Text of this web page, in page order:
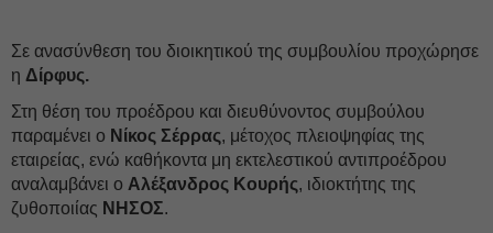
Σε ανασύνθεση του διοικητικού της συμβουλίου προχώρησε
η Δίρφυς.
Στη θέση του προέδρου και διευθύνοντος συμβούλου
παραμένει ο Νίκος Σέρρας, μέτοχος πλειοψηφίας της
εταιρείας, ενώ καθήκοντα μη εκτελεστικού αντιπροέδρου
αναλαμβάνει ο Αλέξανδρος Κουρής, ιδιοκτήτης της
ζυθοποιίας ΝΗΣΟΣ.